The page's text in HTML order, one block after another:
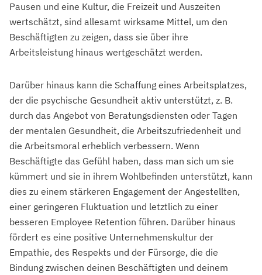
Pausen und eine Kultur, die Freizeit und Auszeiten
wertschätzt, sind allesamt wirksame Mittel, um den
Beschäftigten zu zeigen, dass sie über ihre
Arbeitsleistung hinaus wertgeschätzt werden.
Darüber hinaus kann die Schaffung eines Arbeitsplatzes,
der die psychische Gesundheit aktiv unterstützt, z. B.
durch das Angebot von Beratungsdiensten oder Tagen
der mentalen Gesundheit, die Arbeitszufriedenheit und
die Arbeitsmoral erheblich verbessern. Wenn
Beschäftigte das Gefühl haben, dass man sich um sie
kümmert und sie in ihrem Wohlbefinden unterstützt, kann
dies zu einem stärkeren Engagement der Angestellten,
einer geringeren Fluktuation und letztlich zu einer
besseren Employee Retention führen. Darüber hinaus
fördert es eine positive Unternehmenskultur der
Empathie, des Respekts und der Fürsorge, die die
Bindung zwischen deinen Beschäftigten und deinem